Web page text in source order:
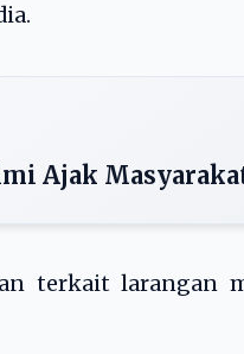
Ajak
terkait larangan